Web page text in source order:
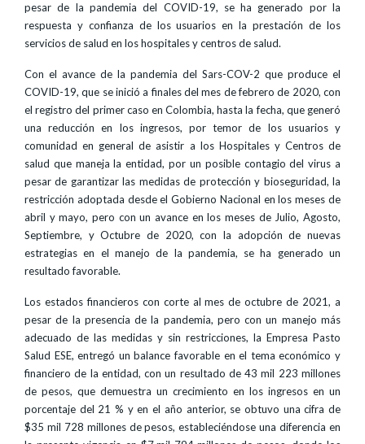
pesar de la pandemia del COVID-19, se ha generado por la
respuesta y confianza de los usuarios en la prestación de los
servicios de salud en los hospitales y centros de salud.
Con el avance de la pandemia del Sars-COV-2 que produce el
COVID-19, que se inició a finales del mes de febrero de 2020, con
el registro del primer caso en Colombia, hasta la fecha, que generó
una reducción en los ingresos, por temor de los usuarios y
comunidad en general de asistir a los Hospitales y Centros de
salud que maneja la entidad, por un posible contagio del virus a
pesar de garantizar las medidas de protección y bioseguridad, la
restricción adoptada desde el Gobierno Nacional en los meses de
abril y mayo, pero con un avance en los meses de Julio, Agosto,
Septiembre, y Octubre de 2020, con la adopción de nuevas
estrategias en el manejo de la pandemia, se ha generado un
resultado favorable.
Los estados financieros con corte al mes de octubre de 2021, a
pesar de la presencia de la pandemia, pero con un manejo más
adecuado de las medidas y sin restricciones, la Empresa Pasto
Salud ESE, entregó un balance favorable en el tema económico y
financiero de la entidad, con un resultado de 43 mil 223 millones
de pesos, que demuestra un crecimiento en los ingresos en un
porcentaje del 21 % y en el año anterior, se obtuvo una cifra de
$35 mil 728 millones de pesos, estableciéndose una diferencia en